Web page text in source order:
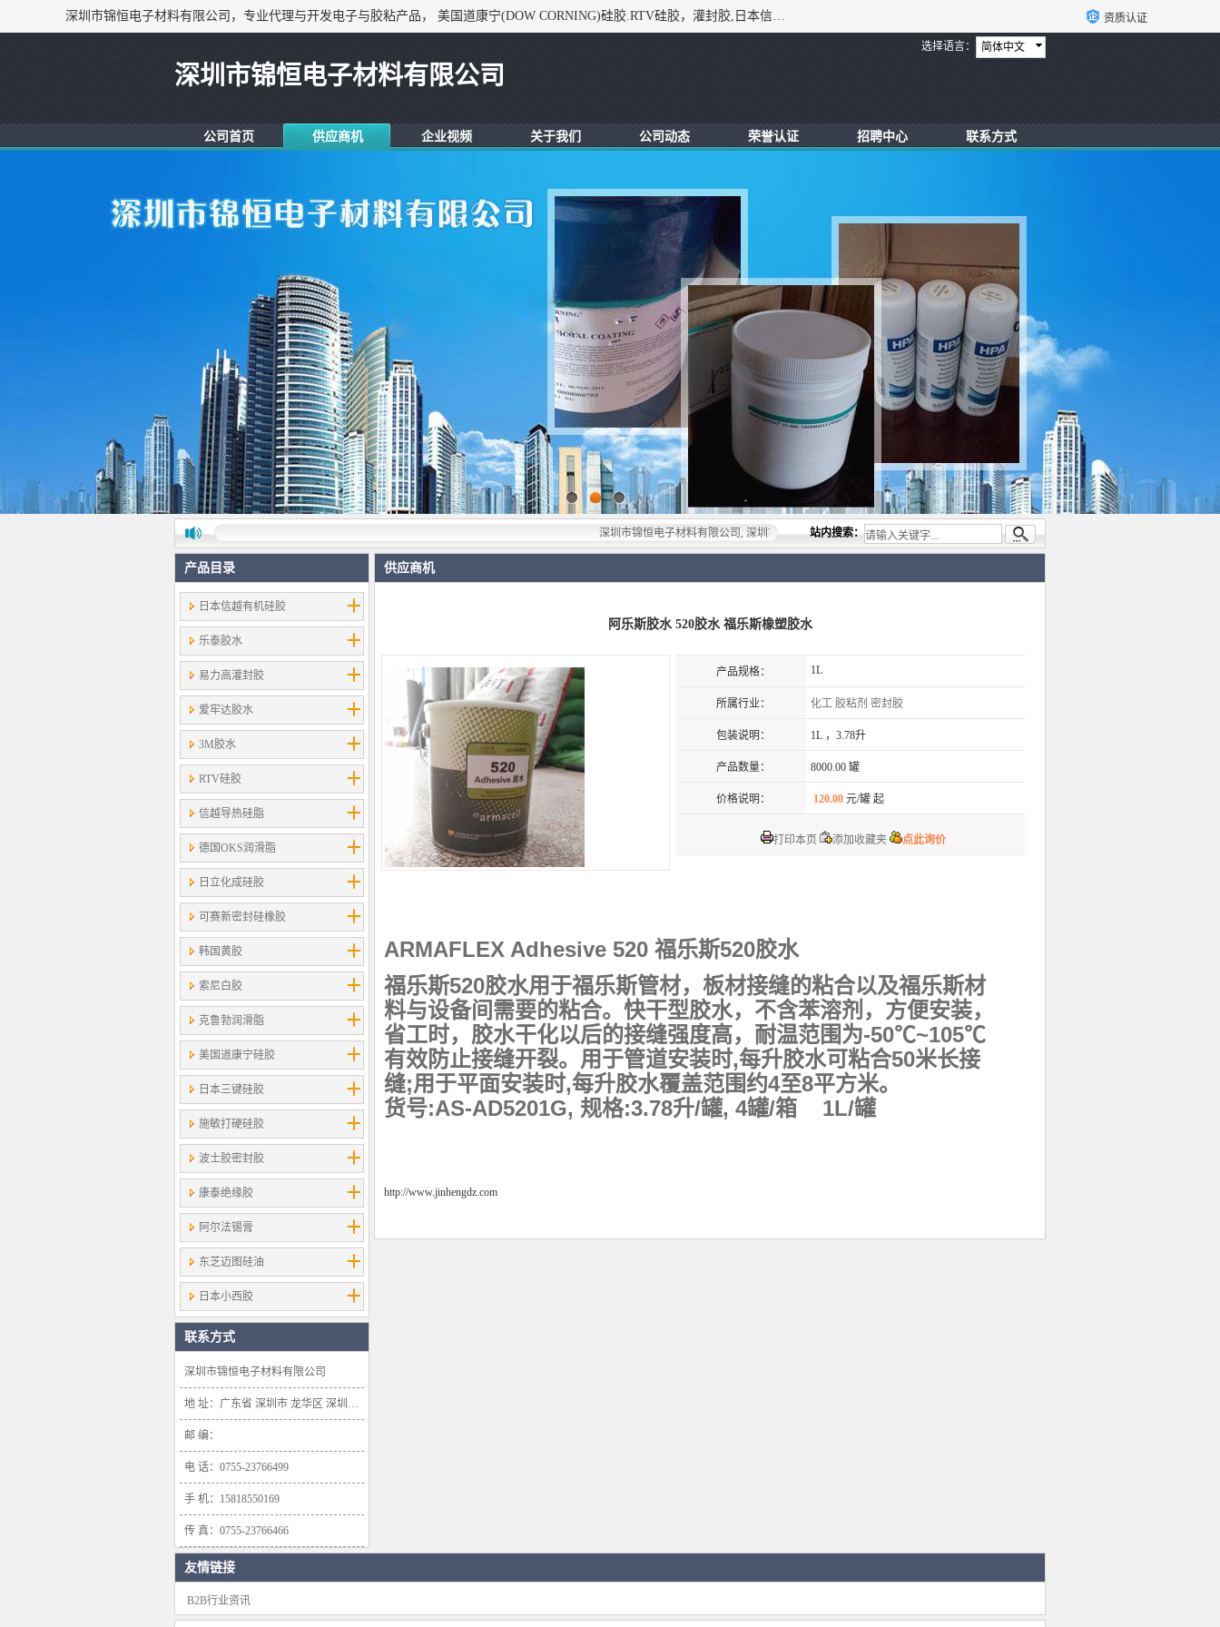
深圳市锦恒电子材料有限公司，专业代理与开发电子与胶粘产品， 美国道康宁(DOW CORNING)硅胶.RTV硅胶，灌封胶,日本信越(ShinEtsu)， 美国通用/东芝(GE/Toshiba)，美国HUMISEAL防潮绝缘胶， 日本小西(KONISHI)胶粘剂，3M,三键，乐泰，日本施敏打硬(CEMEDINE)硅胶，等众多进口品牌. 资质认证
简体中文
选择语言：
深圳市锦恒电子材料有限公司
公司首页 供应商机 企业视频 关于我们 公司动态 荣誉认证 招聘中心 联系方式
深圳市锦恒电子材料有限公司, 深圳市锦恒电子材料有限公司，专业代理与开发电子与胶粘产品， 美国道康宁(DOW CORNING)
站内搜索：
产品目录
日本信越有机硅胶
乐泰胶水
易力高灌封胶
爱牢达胶水
3M胶水
RTV硅胶
信越导热硅脂
德国OKS润滑脂
日立化成硅胶
可赛新密封硅橡胶
韩国黄胶
索尼白胶
克鲁勃润滑脂
美国道康宁硅胶
日本三键硅胶
施敏打硬硅胶
波士胶密封胶
康泰绝缘胶
阿尔法锡膏
东芝迈图硅油
日本小西胶
联系方式
深圳市锦恒电子材料有限公司
地 址：广东省 深圳市 龙华区 深圳市龙华新区大浪办事处浪口社区华盛路134号雍景轩商业大厦1638号
邮 编：
电 话：0755-23766499
手 机：15818550169
传 真：0755-23766466
供应商机
阿乐斯胶水 520胶水 福乐斯橡塑胶水
产品规格： 1L
所属行业： 化工 胶粘剂 密封胶
包装说明： 1L ，3.78升
产品数量： 8000.00 罐
价格说明： 120.00 元/罐 起
打印本页 添加收藏夹 点此询价
ARMAFLEX Adhesive 520 福乐斯520胶水
福乐斯520胶水用于福乐斯管材，板材接缝的粘合以及福乐斯材
料与设备间需要的粘合。快干型胶水，不含苯溶剂，方便安装，
省工时，胶水干化以后的接缝强度高，耐温范围为-50℃~105℃
有效防止接缝开裂。用于管道安装时,每升胶水可粘合50米长接
缝;用于平面安装时,每升胶水覆盖范围约4至8平方米。
货号:AS-AD5201G, 规格:3.78升/罐, 4罐/箱 1L/罐
http://www.jinhengdz.com
友情链接
B2B行业资讯